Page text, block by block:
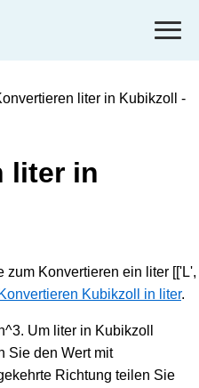
liter in Kubikzoll -
liter in
zum Konvertieren ein liter [['L',
Konvertieren Kubikzoll in liter.
Um liter in Kubikzoll
Sie den Wert mit
Richtung teilen Sie